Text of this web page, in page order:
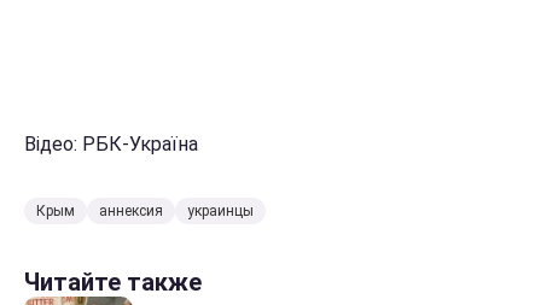
Відео: РБК-Україна
Крым аннексия украинцы
Читайте также